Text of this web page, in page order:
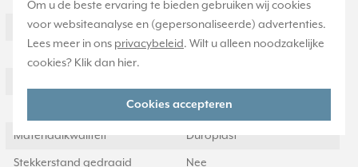
Om u de beste ervaring te bieden gebruiken wij cookies
voor websiteanalyse en (gepersonaliseerde) advertenties.
Lees meer in ons privacybeleid. Wilt u alleen noodzakelijke
cookies? Klik dan hier.
Cookies accepteren
Aantal USB-A poorten 0
Nee
Materiaalkwaliteit Duroplast
Stekkerstand gedraaid Nee